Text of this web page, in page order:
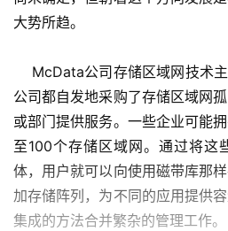
大势所趋。
McData公司存储区域网技术
公司都自发地采购了存储区域网
或部门提供服务。一些企业可能
至100个存储区域网。通过将这
体，用户就可以向使用磁带库那
加存储阵列，为不同的应用提供
集成的方法合并繁杂的管理工作。